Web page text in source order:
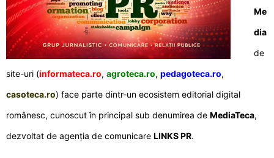
Me
dia
de
site-uri (informateca.ro, agroteca.ro, pedagoteca.ro,
casoteca.ro) face parte dintr-un ecosistem editorial digital
românesc, cunoscut în principal sub denumirea de MediaTeca,
dezvoltat de agenția de comunicare LINKS PR.